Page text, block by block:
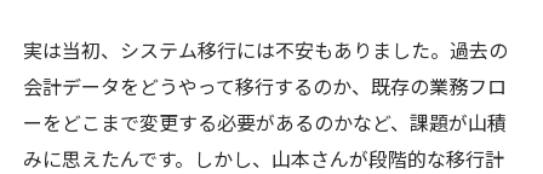
実は当初、システム移行には不安もありました。過去の
会計データをどうやって移行するのか、既存の業務フロ
ーをどこまで変更する必要があるのかなど、課題が山積
みに思えたんです。しかし、山本さんが段階的な移行計